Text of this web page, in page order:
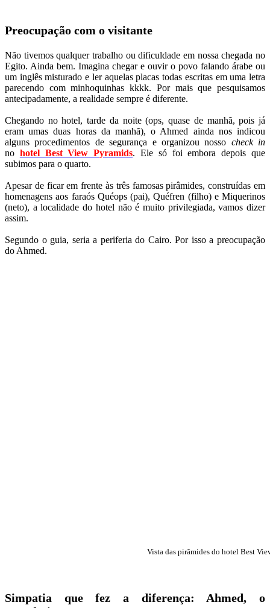
Preocupação com o visitante
Não tivemos qualquer trabalho ou dificuldade em nossa chegada no
Egito. Ainda bem. Imagina chegar e ouvir o povo falando árabe ou
um inglês misturado e ler aquelas placas todas escritas em uma letra
parecendo com minhoquinhas kkkk. Por mais que pesquisamos
antecipadamente, a realidade sempre é diferente.
Chegando no hotel, tarde da noite (ops, quase de manhã, pois já
eram umas duas horas da manhã), o Ahmed ainda nos indicou
alguns procedimentos de segurança e organizou nosso check in
no hotel Best View Pyramids. Ele só foi embora depois que
subimos para o quarto.
Apesar de ficar em frente às três famosas pirâmides, construídas em
homenagens aos faraós Quéops (pai), Quéfren (filho) e Miquerinos
(neto), a localidade do hotel não é muito privilegiada, vamos dizer
assim.
Segundo o guia, seria a periferia do Cairo. Por isso a preocupação
do Ahmed.
Vista das pirâmides do hotel Best
Simpatia que fez a diferença: Ahmed, o